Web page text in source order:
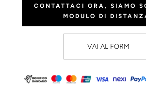
CONTATTACI ORA, SIAMO
MODULO DI
VAI AL FORM